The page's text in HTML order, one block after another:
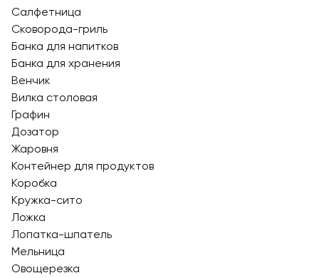
Салфетница
Сковорода-гриль
Банка для напитков
Банка для хранения
Венчик
Вилка столовая
Графин
Дозатор
Жаровня
Контейнер для продуктов
Коробка
Кружка-сито
Ложка
Лопатка-шпатель
Мельница
Овощерезка